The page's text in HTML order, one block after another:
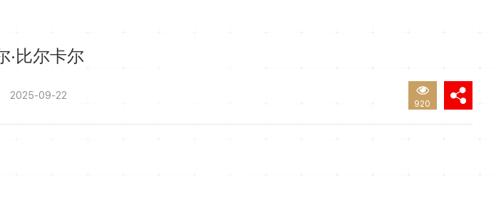
·比尔卡尔
2025-09-22
920